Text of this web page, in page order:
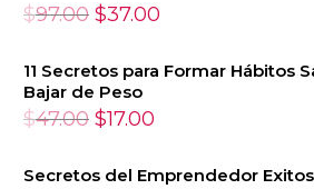
$97.00 El
original
era:
$37.00
actual
11 Secretos para Formar Hábitos
Bajar de Peso
$47.00 El
$17.00
Secretos del Emprendedor